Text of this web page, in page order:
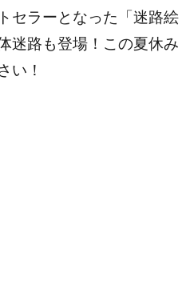
セラーとなった「迷路絵
迷路も登場！この夏休み
い！